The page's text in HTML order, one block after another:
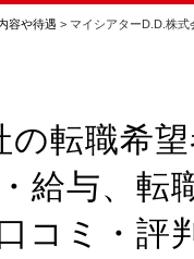
容や待遇 > マイシアターD.D.株
転職希
給与、転
コミ・評